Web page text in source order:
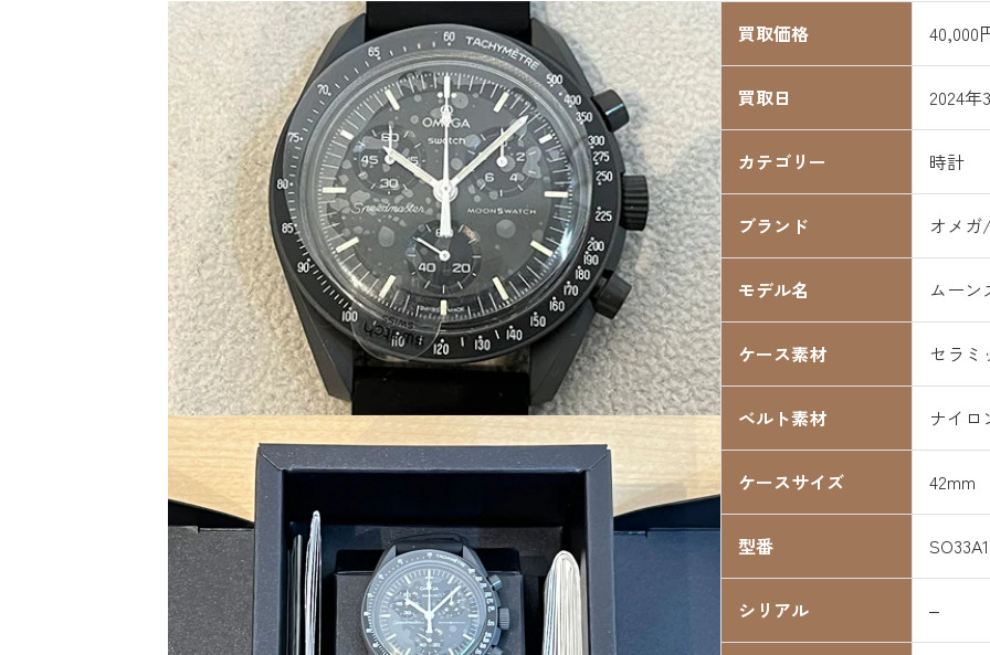
買取価格 40,000
買取日 2024年
カテゴリー 時計
ブランド オメ
モデル名 ムーン
ケース素材 セラミ
ベルト素材 ナイロ
ケースサイズ 42mm
型番
シリアル –